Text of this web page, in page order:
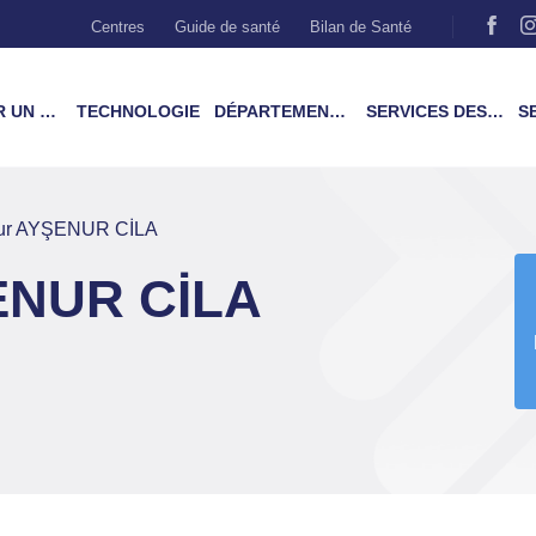
Centres Guide de santé Bilan de Santé
TECHNOLOGIE DÉPARTEMENTS & TRAITEMENTS SERVICES DES PATIENTS
AYŞENUR CİLA
CİLA